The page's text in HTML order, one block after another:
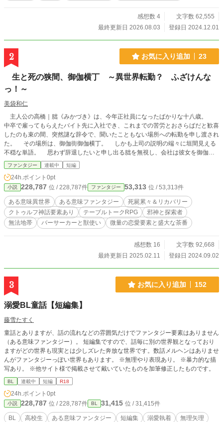
感想数 4
文字数 62,555
最終更新日 2026.08.03
登録日 2024.12.01
2 お気に入り追加 23
生と死の狭間、御伽横丁 ～異世界転勤？ ふざけんな
っ！～
美袋和仁
主人公の高橋｜朏《みかづき》は、今年正社員になったばかりな十八歳。
中卒で雇ってもらえたバイト先に入社でき、これまでの苦労とおさらばだと歓喜
したのも束の間、突然謎な辞令で、聞いたこともない場所への転勤を申し渡され
た。 その場所は、御伽街御伽横丁。 しかも上司の説明の端々に垣間見える
不穏な単語。 思わず辞退したいと申し出る朏を無視し、会社は彼女を御伽横
丁直通のヘリコプターに押し込んだ。 問答無用の片道切符で送り込まれた朏
を迎えてくれたのは、真っ白の密室と謎な星。 《振ってください》 ｢はい？｣
わけが分からず、唖然とする彼女。 こうして、邪神とサイコロが支配する異
世界で、TRPGに翻弄される朏の生活が始まった。 ☆クトゥルフが好きなだけ
の作者が贈るTRPG物語です。残酷な描写や暴力的シーンもクトゥルフ基準であ
ります。 ☆ハウスルール＆独自設定てんこもりです。現実世界なので職業や
技能満載。書いてて楽しいです。 ☆一章分書き終えてから投稿します。読み
きり式なので、一旦完結表示しますが、書き終えるごとに続編投稿します。
リの良いところまで書いてから投稿するので、章ごとに期間あきます。 ☆そ
れでも良いよと言う方にチラ見してもらえると喜ぶワニがいます。
ファンタジー 連載中 短編
24h.ポイント 0pt
小説 228,787 位 / 228,787件 ファンタジー 53,313 位 / 53,313件
ある意味異世界 ある意味ファンタジー
死屍累々＆リカバリー
クトゥルフ神話要素あり
テーブルトークRPG
邪神と探索者
無法地帯
バーサーカーと獣使い 微量の恋愛要素と盛大な茶番
感想数 16
文字数 92,668
最終更新日 2025.02.11
登録日 2024.09.02
3 お気に入り追加 152
溺愛BL童話【短編集】
藤雪たすく
童話とありますが、話の流れなどの雰囲気だけでファンタジー要素はありません
（ある意味ファンタジー）。 短編集ですので、話毎に別の世界観となっており
ますがどの世界も現実とは少しズレた奔放な世界です。数話メルヘンはありませ
んがファンタジーっぽい世界もあります。 ※無理やり表現あり。 ※暴力的な描
写あり。 ※他サイト様で掲載させて戴いていたものを加筆修正したものです。
BL 連載中 短編 R18
24h.ポイント 0pt
小説 228,787 位 / 228,787件 BL 31,415 位 / 31,415件
BL 高校生 ある意味ファンタジー 短編集 溺愛執着
無理矢理